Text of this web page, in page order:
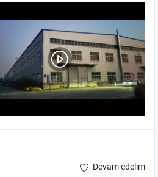
Devam edelim